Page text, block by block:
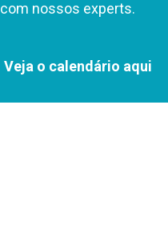
com nossos experts.
Veja o calendário aqui